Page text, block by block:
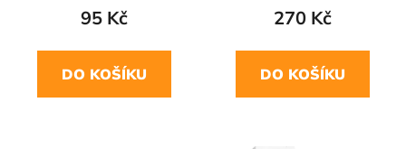
95 Kč
DO KOŠÍKU
270 Kč
DO KOŠÍKU